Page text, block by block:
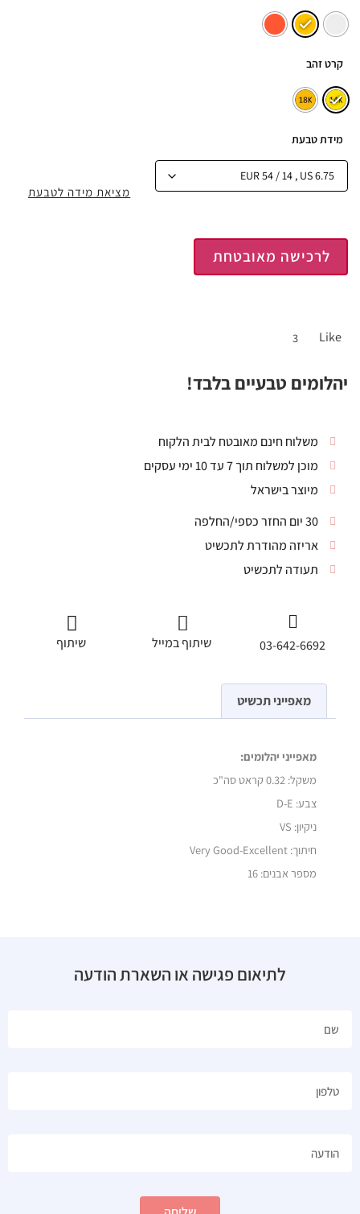
קרט זהב
מידת טבעת
לרכישה מאובטחת
Like
3
מציאת מידה לטבעת
יהלומים טבעיים בלבד!
משלוח חינם מאובטח לבית הלקוח
מוכן למשלוח תוך 7 עד 10 ימי עסקים
מיוצר בישראל
30 יום החזר כספי/החלפה
אריזה מהודרת לתכשיט
תעודה לתכשיט
03-642-6692 שיתוף במייל שיתוף
מאפייני תכשיט
מאפייני יהלומים:
משקל: 0.32 קראט סה"כ
צבע: D-E
ניקיון: VS
חיתוך: Very Good-Excellent
מספר אבנים: 16
לתיאום פגישה או השארת הודעה